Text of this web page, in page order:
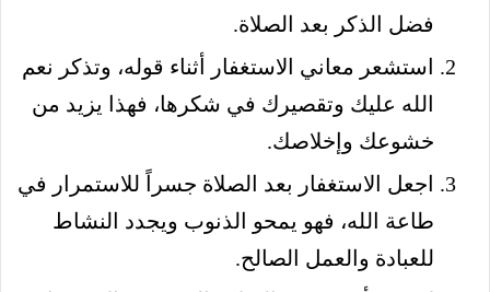
فضل الذكر بعد الصلاة.
استشعر معاني الاستغفار أثناء قوله، وتذكر نعم
الله عليك وتقصيرك في شكرها، فهذا يزيد من
خشوعك وإخلاصك.
اجعل الاستغفار بعد الصلاة جسراً للاستمرار في
طاعة الله، فهو يمحو الذنوب ويجدد النشاط
للعبادة والعمل الصالح.